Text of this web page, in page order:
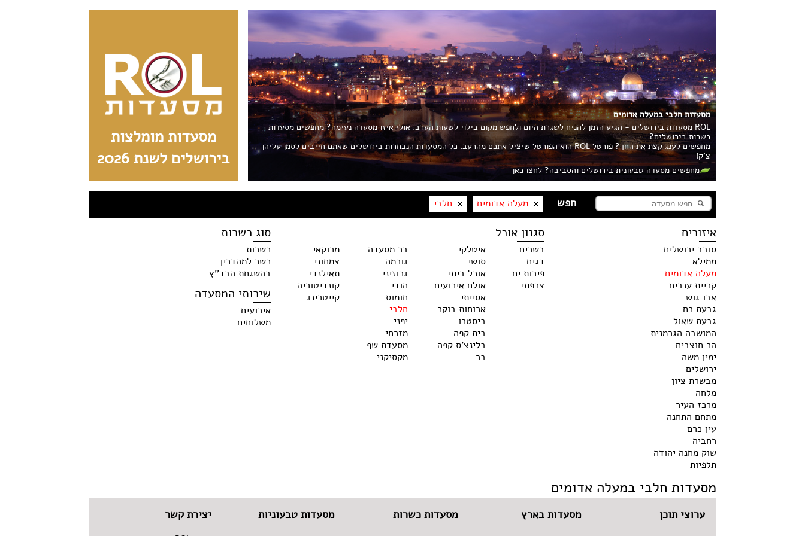
מסעדות מומלצות
בירושלים לשנת 2026
מסעדות חלבי במעלה אדומים
ROL מסעדות בירושלים - הגיע הזמן להניח לשגרת היום ולחפש מקום בילוי לשעות הערב. אולי איזו מסעדה נעימה? מחפשים מסעדות
כשרות בירושלים?
מחפשים לענג קצת את החך? פורטל ROL הוא הפורטל שיציל אתכם מהרעב. כל המסעדות הנבחרות בירושלים שאתם חייבים לסמן עליהן
צ'ק!
מחפשים מסעדה טבעונית בירושלים והסביבה? לחצו כאן
מעלה אדומים חלבי
איזורים
סובב ירושלים
ממילא
מעלה אדומים
קריית ענבים
אבו גוש
גבעת רם
גבעת שאול
המושבה הגרמנית
הר חוצבים
ימין משה
ירושלים
מבשרת ציון
מלחה
מרכז העיר
מתחם התחנה
עין כרם
רחביה
שוק מחנה יהודה
תלפיות
סגנון אוכל
בשרים
דגים
פירות ים
צרפתי
איטלקי
סושי
אוכל ביתי
אולם אירועים
אסייתי
ארוחות בוקר
ביסטרו
בית קפה
בלינצ'ס קפה
בר
בר מסעדה
גורמה
גרוזיני
הודי
חומוס
חלבי
יפני
מזרחי
מסעדת שף
מקסיקני
מרוקאי
צמחוני
תאילנדי
קונדיטוריה
קייטרינג
סוג כשרות
כשרות
כשר למהדרין
בהשגחת הבד''ץ
שירותי המסעדה
אירועים
משלוחים
מסעדות חלבי במעלה אדומים
ערוצי תוכן מסעדות בארץ מסעדות כשרות מסעדות טבעוניות יצירת קשר